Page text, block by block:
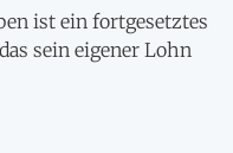
ist ein fortgesetztes
sein eigener Lohn